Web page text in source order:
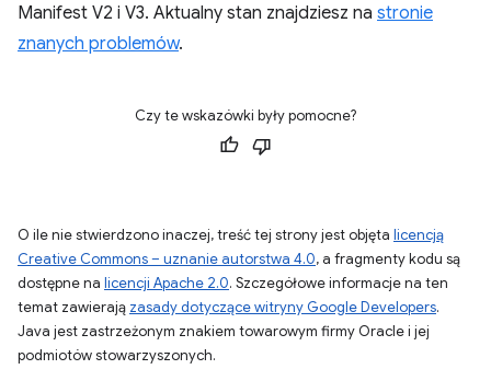
Manifest V2 i V3. Aktualny stan znajdziesz na stronie
znanych problemów.
Czy te wskazówki były pomocne?
O ile nie stwierdzono inaczej, treść tej strony jest objęta licencją
Creative Commons – uznanie autorstwa 4.0, a fragmenty kodu są
dostępne na licencji Apache 2.0. Szczegółowe informacje na ten
temat zawierają zasady dotyczące witryny Google Developers.
Java jest zastrzeżonym znakiem towarowym firmy Oracle i jej
podmiotów stowarzyszonych.